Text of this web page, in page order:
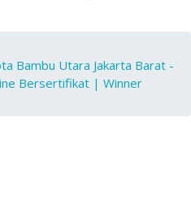
Bambu Utara Jakarta Barat -
Bersertifikat | Winner